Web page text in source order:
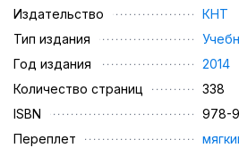
Издательство
КНТ
Тип издания
Год издания
2014
Количество страниц
338
ISBN
978-
Переплет